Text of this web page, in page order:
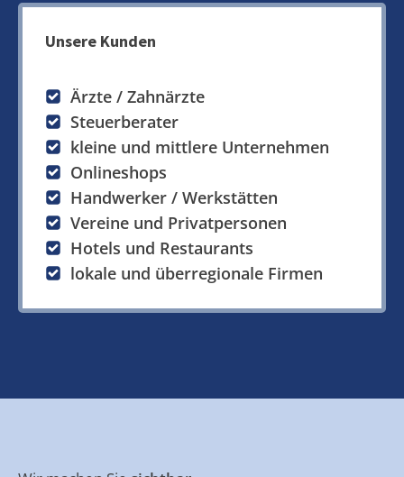
Unsere Kunden
Ärzte / Zahnärzte
Steuerberater
kleine und mittlere Unternehmen
Onlineshops
Handwerker / Werkstätten
Vereine und Privatpersonen
Hotels und Restaurants
lokale und überregionale Firmen